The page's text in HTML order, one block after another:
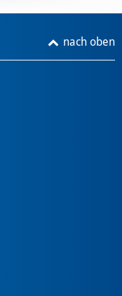
nach oben